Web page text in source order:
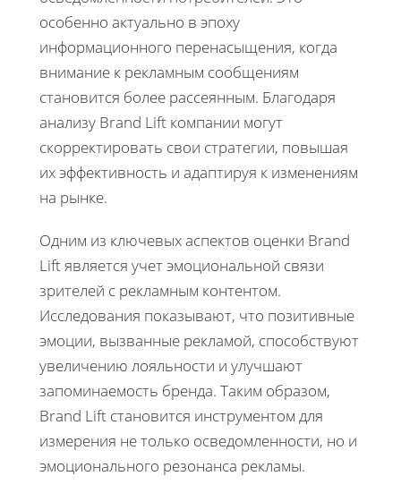
особенно актуально в эпоху
информационного перенасыщения, когда
внимание к рекламным сообщениям
становится более рассеянным. Благодаря
анализу Brand Lift компании могут
скорректировать свои стратегии, повышая
их эффективность и адаптируя к изменениям
на рынке.
Одним из ключевых аспектов оценки Brand
Lift является учет эмоциональной связи
зрителей с рекламным контентом.
Исследования показывают, что позитивные
эмоции, вызванные рекламой, способствуют
увеличению лояльности и улучшают
запоминаемость бренда. Таким образом,
Brand Lift становится инструментом для
измерения не только осведомленности, но и
эмоционального резонанса рекламы.